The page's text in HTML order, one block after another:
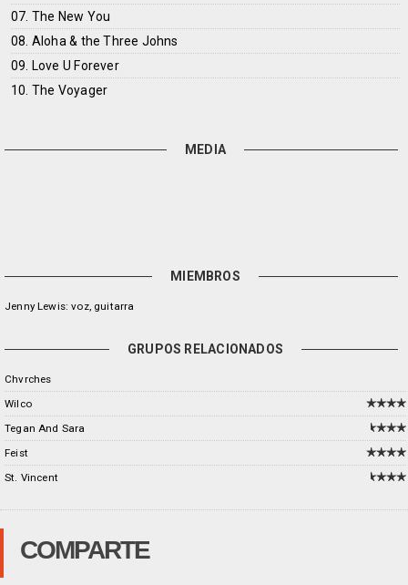
07. The New You
08. Aloha & the Three Johns
09. Love U Forever
10. The Voyager
MEDIA
MIEMBROS
Jenny Lewis: voz, guitarra
GRUPOS RELACIONADOS
Chvrches
Wilco
Tegan And Sara
Feist
St. Vincent
COMPARTE